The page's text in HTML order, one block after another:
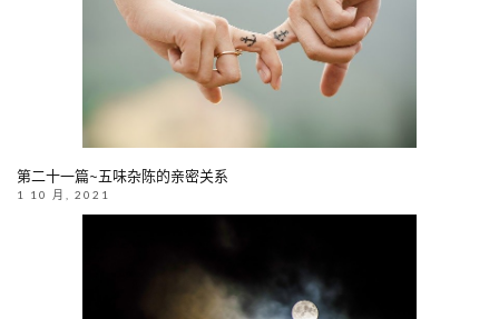
第二十一篇~五味杂陈的亲密关系
1 10 月, 2021